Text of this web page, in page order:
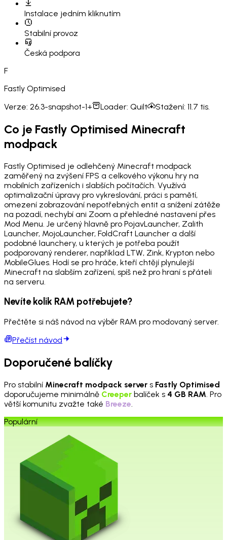
Instalace jedním kliknutím
Stabilní provoz
Česká podpora
F
Fastly Optimised
Verze: 26.3-snapshot-1+ Loader: Quilt Stažení: 11.7 tis.
Co je Fastly Optimised Minecraft
modpack
Fastly Optimised je odlehčený Minecraft modpack
zaměřený na zvýšení FPS a celkového výkonu hry na
mobilních zařízeních i slabších počítačích. Využívá
optimalizační úpravy pro vykreslování, práci s pamětí,
omezení zobrazování nepotřebných entit a snížení zátěže
na pozadí, nechybí ani Zoom a přehledné nastavení přes
Mod Menu. Je určený hlavně pro PojavLauncher, Zalith
Launcher, MojoLauncher, FoldCraft Launcher a další
podobné launchery, u kterých je potřeba použít
podporovaný renderer, například LTW, Zink, Krypton nebo
MobileGlues. Hodí se pro hráče, kteří chtějí plynulejší
Minecraft na slabším zařízení, spíš než pro hraní s přáteli
na serveru.
Nevíte kolik RAM potřebujete?
Přečtěte si náš návod na výběr RAM pro modovaný server.
Přečíst návod
Doporučené balíčky
Pro stabilní Minecraft modpack server s Fastly Optimised
doporučujeme minimálně Creeper balíček s 4 GB RAM. Pro
větší komunitu zvažte také Breeze.
Populární